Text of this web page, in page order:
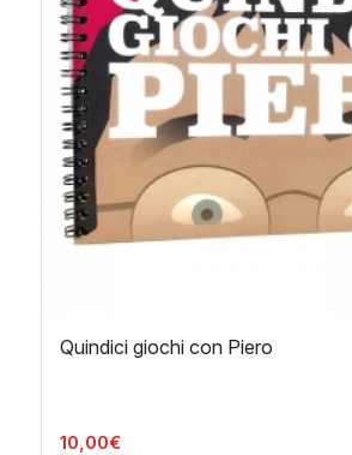
Quindici giochi con Piero
10,00€